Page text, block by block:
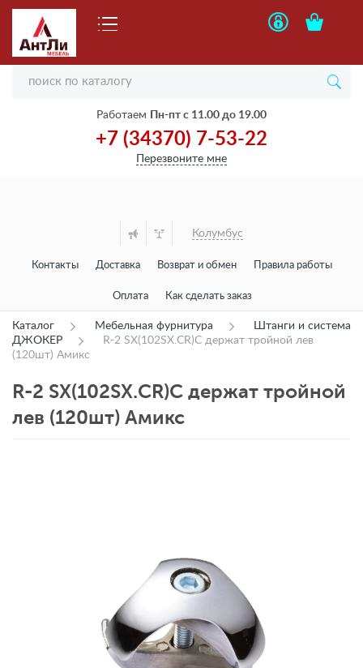
Работаем Пн-пт с 11.00 до 19.00
+7 (34370) 7-53-22
Перезвоните мне
Колумбус
Контакты Доставка Возврат и обмен Правила работы
Оплата Как сделать заказ
Каталог Мебельная фурнитура
Штанги и система
ДЖОКЕР
R-2 SX(102SX.CR)C держат тройной лев
(120шт) Амикс
R-2 SX(102SX.CR)C держат тройной
лев (120шт) Амикс